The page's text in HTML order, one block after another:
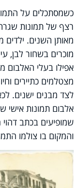
כשמסתכלים על
רצף של תמונות
מאותן השנים. ילדים
מוכרים בשחור לבן,
אפילו בעלי האלבום
מצטלמים כתיירים
לצד מבנים ישנים.
שמופיעים בכתב
והמקום בו צולמו